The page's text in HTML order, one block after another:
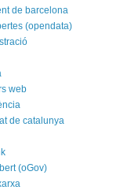
de barcelona
(opendata)
web
de catalunya
(oGov)